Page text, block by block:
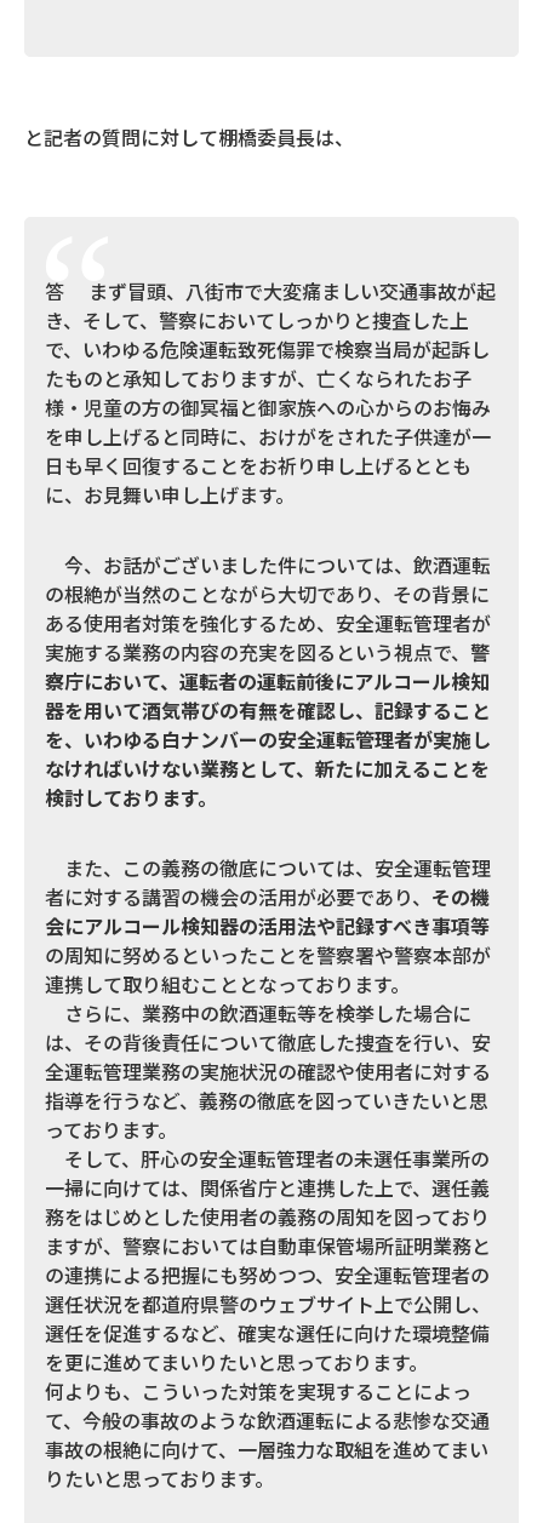
と記者の質問に対して棚橋委員長は、
答 まず冒頭、八街市で大変痛ましい交通事故が起
き、そして、警察においてしっかりと捜査した上
で、いわゆる危険運転致死傷罪で検察当局が起訴し
たものと承知しておりますが、亡くなられたお子
様・児童の方の御冥福と御家族への心からのお悔み
を申し上げると同時に、おけがをされた子供達が一
日も早く回復することをお祈り申し上げるととも
に、お見舞い申し上げます。
今、お話がございました件については、飲酒運転
の根絶が当然のことながら大切であり、その背景に
ある使用者対策を強化するため、安全運転管理者が
実施する業務の内容の充実を図るという視点で、 警
察庁において、運転者の運転前後にアルコール検知
器を用いて酒気帯びの有無を確認し、記録すること
を、いわゆる白ナンバーの安全運転管理者が実施し
なければいけない業務として、新たに加えることを
検討しております。
また、この義務の徹底については、安全運転管理
者に対する講習の機会の活用が必要であり、 その機
会にアルコール検知器の活用法や記録すべき事項等
の周知に努めるといったことを警察署や警察本部が
連携して取り組むこととなっております。
さらに、業務中の飲酒運転等を検挙した場合に
は、その背後責任について徹底した捜査を行い、安
全運転管理業務の実施状況の確認や使用者に対する
指導を行うなど、義務の徹底を図っていきたいと思
っております。
そして、肝心の安全運転管理者の未選任事業所の
一掃に向けては、関係省庁と連携した上で、選任義
務をはじめとした使用者の義務の周知を図っており
ますが、警察においては自動車保管場所証明業務と
の連携による把握にも努めつつ、安全運転管理者の
選任状況を都道府県警のウェブサイト上で公開し、
選任を促進するなど、確実な選任に向けた環境整備
を更に進めてまいりたいと思っております。
何よりも、こういった対策を実現することによっ
て、今般の事故のような飲酒運転による悲惨な交通
事故の根絶に向けて、一層強力な取組を進めてまい
りたいと思っております。